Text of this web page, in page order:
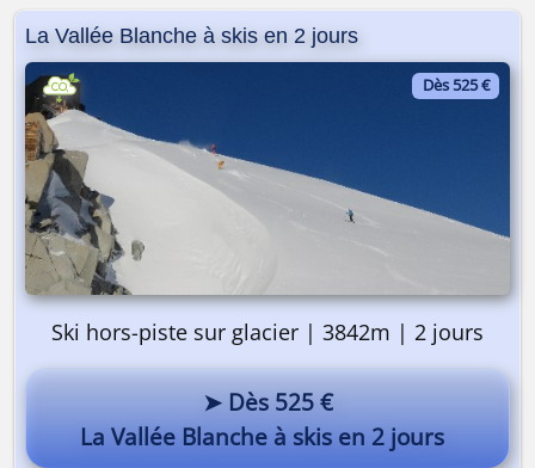
Pourquoi pas vous ? 😎
La Vallée Blanche à skis en 2 jours
Dès 525 €
Ski hors-piste sur glacier | 3842m | 2 jours
➤ Dès 525 €
La Vallée Blanche à skis en 2 jours